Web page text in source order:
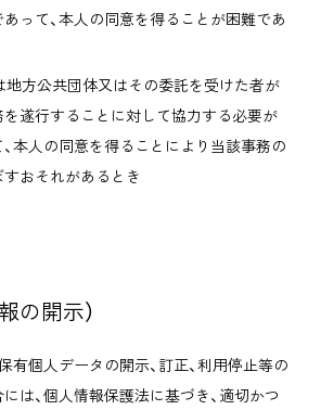
って、本人の同意を得ることが困難であ
地方公共団体又はその委託を受けた者が
遂行することに対して協力する必要が
本人の同意を得ることにより当該事務の
おそれがあるとき
の開示）
有個人データの開示、訂正、利用停止等の
は、個人情報保護法に基づき、適切かつ